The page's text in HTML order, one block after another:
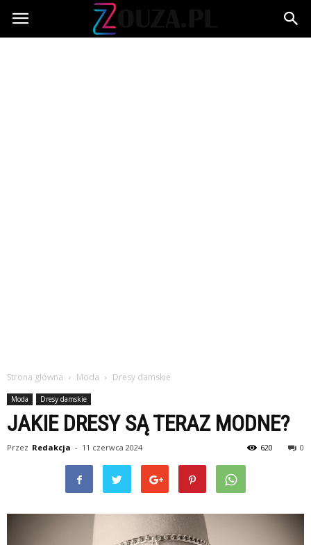
Zouza.pl
Strona główna Moda Dresy damskie
Moda Dresy damskie
JAKIE DRESY SĄ TERAZ MODNE?
Przez Redakcja - 11 czerwca 2024 0
620